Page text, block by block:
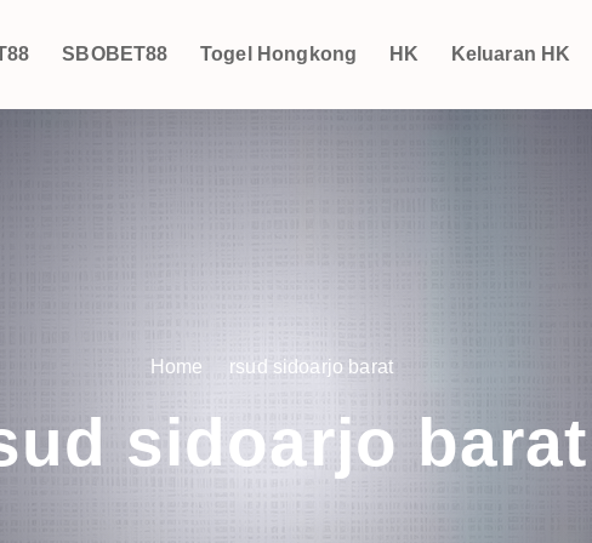
SBOBET88 Togel Hongkong HK Keluaran HK
Home rsud sidoarjo barat
sidoarjo barat